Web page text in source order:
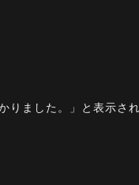
ました。」と表示さ